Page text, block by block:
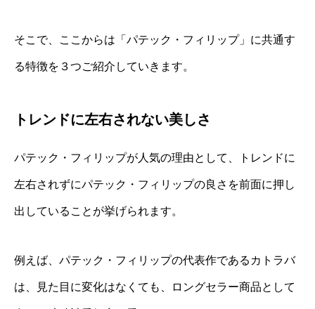
そこで、ここからは「パテック・フィリップ」に共通す
る特徴を３つご紹介していきます。
トレンドに左右されない美しさ
パテック・フィリップが人気の理由として、トレンドに
左右されずにパテック・フィリップの良さを前面に押し
出していることが挙げられます。
例えば、パテック・フィリップの代表作であるカトラバ
は、見た目に変化はなくても、ロングセラー商品として